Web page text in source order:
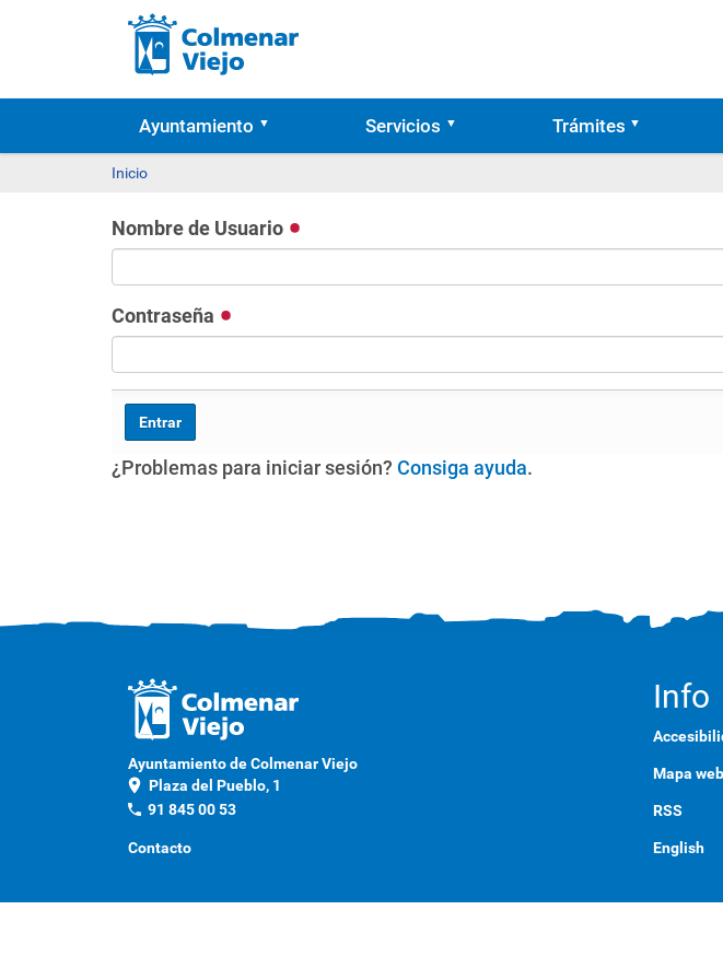
Ayuntamiento Servicios Trámites
Inicio
Nombre de Usuario
Contraseña
¿Problemas para iniciar sesión? Consiga ayuda.
Ayuntamiento de Colmenar Viejo
location_on Plaza del Pueblo, 1
phone 91 845 00 53
Contacto
Info
Mapa web
RSS
English